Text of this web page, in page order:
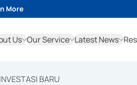
More
Us Our Service Latest News
BARU